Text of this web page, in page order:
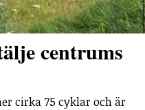
centrums
cirka 75 cyklar och är